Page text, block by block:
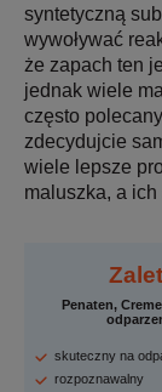
syntetyczną
wywoływać
że zapach ten
jednak wiele
często
zdecydujcie
wiele lepsze
maluszka, a
Penaten,
skuteczny na
rozpoznawalny